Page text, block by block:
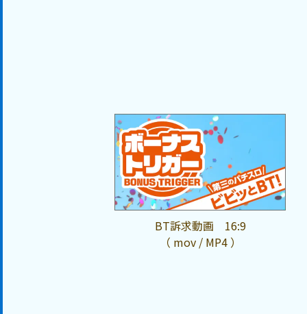
BT訴求動画 16:9
（ mov / MP4 ）